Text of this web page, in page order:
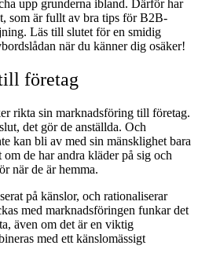
upp grunderna ibland. Därför har
som är fullt av bra tips för B2B-
Läs till slutet för en smidig
när du känner dig osäker!
företag
rikta sin marknadsföring till företag.
det gör de anställda. Och
kan bli av med sin mänsklighet bara
de har andra kläder på sig och
när de är hemma.
på känslor, och rationaliserar
med marknadsföringen funkar det
även om det är en viktig
med ett känslomässigt